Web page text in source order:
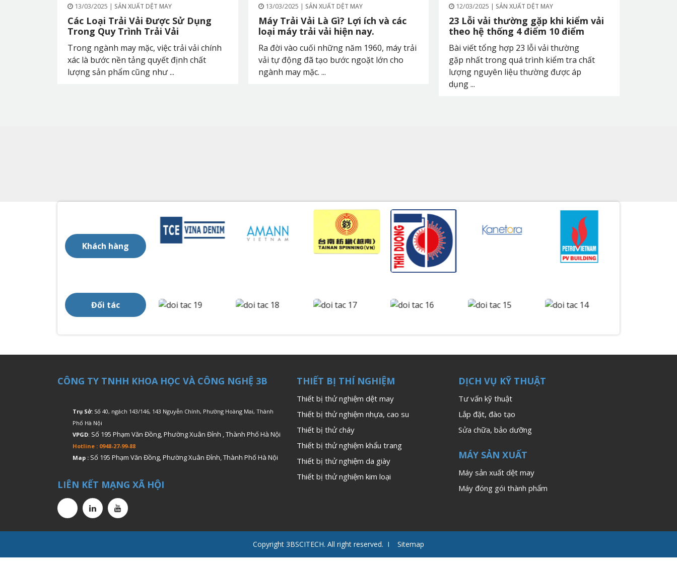
13/03/2025 | SẢN XUẤT DỆT MAY
Các Loại Trải Vải Được Sử Dụng
Trong Quy Trình Trải Vải
Trong ngành may mặc, việc trải vải chính
xác là bước nền tảng quyết định chất
lượng sản phẩm cũng như ...
13/03/2025 | SẢN XUẤT DỆT MAY
Máy Trải Vải Là Gì? Lợi ích và các
loại máy trải vải hiện nay.
Ra đời vào cuối những năm 1960, máy trải
vải tự động đã tạo bước ngoặt lớn cho
ngành may mặc. ...
12/03/2025 | SẢN XUẤT DỆT MAY
23 Lỗi vải thường gặp khi kiểm vải
theo hệ thống 4 điểm 10 điểm
Bài viết tổng hợp 23 lỗi vải thường
gặp nhất trong quá trình kiểm tra chất
lượng nguyên liệu thường được áp
dụng ...
Khách hàng
Đối tác
CÔNG TY TNHH KHOA HỌC VÀ CÔNG NGHỆ 3B
Trụ Sở: Số 40, ngách 143/146, 143 Nguyễn Chính, Phường Hoàng Mai, Thành
Phố Hà Nội
VPGD: Số 195 Phạm Văn Đồng, Phường Xuân Đỉnh , Thành Phố Hà Nội
Hotline : 0948-27-99-88
Map : Số 195 Phạm Văn Đồng, Phường Xuân Đỉnh, Thành Phố Hà Nội
LIÊN KẾT MẠNG XÃ HỘI
THIẾT BỊ THÍ NGHIỆM
Thiết bị thử nghiệm dệt may
Thiết bị thử nghiệm nhựa, cao su
Thiết bị thử cháy
Thiết bị thử nghiệm khẩu trang
Thiết bị thử nghiệm da giày
Thiết bị thử nghiệm kim loại
DỊCH VỤ KỸ THUẬT
Tư vấn kỹ thuật
Lắp đặt, đào tạo
Sửa chữa, bảo dưỡng
MÁY SẢN XUẤT
Máy sản xuất dệt may
Máy đóng gói thành phẩm
Copyright 3BSCITECH. All right reserved. I Sitemap